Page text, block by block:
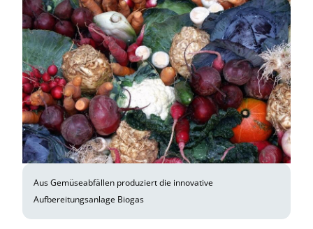
Aus Gemüseabfällen produziert die innovative
Aufbereitungsanlage Biogas